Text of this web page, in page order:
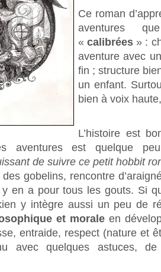
Ce roman
aventures
« calibrées » :
aventure avec
fin ; structure
un enfant.
bien à voix
L’histoire est
aventures est quelque
de suivre ce petit hobbit
des gobelins, rencontre
en a pour tous les gouts. Si
y intègre aussi un peu de
et morale en
entraide, respect (nature et
avec quelques astuces,